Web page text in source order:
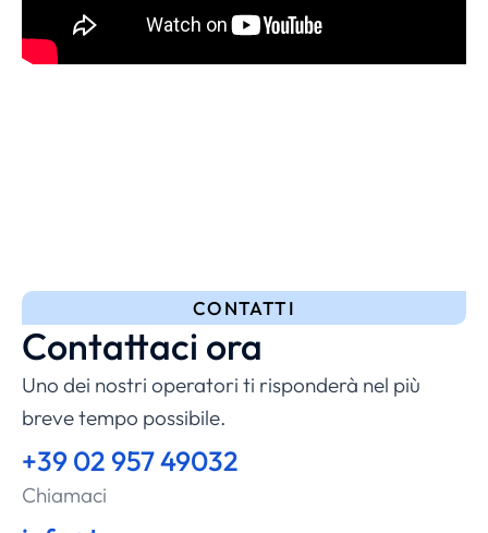
CONTATTI
Contattaci ora
Uno dei nostri operatori ti risponderà nel più
breve tempo possibile.
+39 02 957 49032
Chiamaci